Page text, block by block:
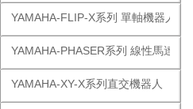
YAMAHA-FLIP-X系列 單軸機器人
YAMAHA-PHASER系列 線性馬達
YAMAHA-XY-X系列直交機器人